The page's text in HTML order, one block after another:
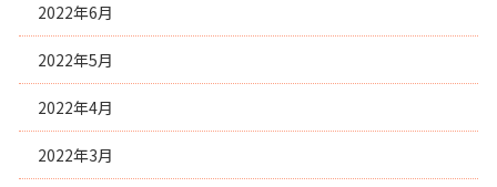
2022年6月
2022年5月
2022年4月
2022年3月